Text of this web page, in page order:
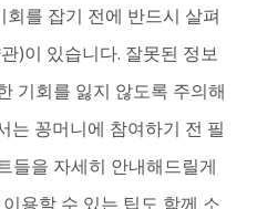
를 잡기 전에 반드시 살펴
)이 있습니다. 잘못된 정보
기회를 잃지 않도록 주의해
는 꽁머니에 참여하기 전 필
들을 자세히 안내해드릴게
용할 수 있는 팁도 함께 소